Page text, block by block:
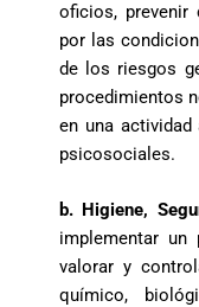
oficios, prevenir
por las
de los riesgos
procedimientos
en una
psicosociales.
b. Higiene,
implementar un
valorar y
químico,